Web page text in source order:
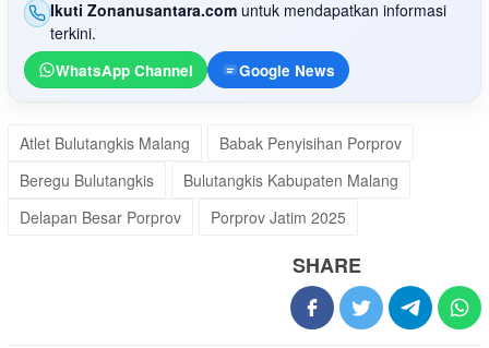
Ikuti Zonanusantara.com untuk mendapatkan informasi
terkini.
WhatsApp Channel Google News
Atlet Bulutangkis Malang
Babak Penyisihan Porprov
Beregu Bulutangkis
Bulutangkis Kabupaten Malang
Delapan Besar Porprov
Porprov Jatim 2025
SHARE